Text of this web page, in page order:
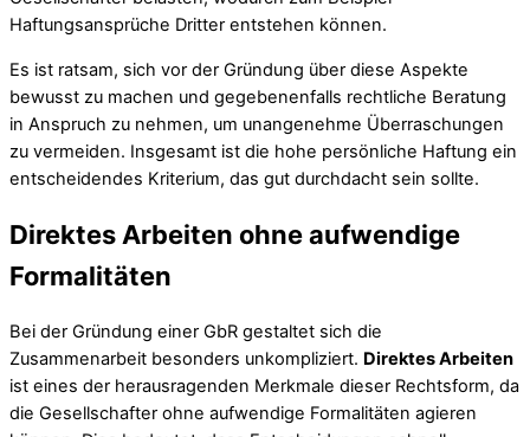
Haftungsansprüche Dritter entstehen können.
Es ist ratsam, sich vor der Gründung über diese Aspekte
bewusst zu machen und gegebenenfalls rechtliche Beratung
in Anspruch zu nehmen, um unangenehme Überraschungen
zu vermeiden. Insgesamt ist die hohe persönliche Haftung ein
entscheidendes Kriterium, das gut durchdacht sein sollte.
Direktes Arbeiten ohne aufwendige
Formalitäten
Bei der Gründung einer GbR gestaltet sich die
Zusammenarbeit besonders unkompliziert. Direktes Arbeiten
ist eines der herausragenden Merkmale dieser Rechtsform, da
die Gesellschafter ohne aufwendige Formalitäten agieren